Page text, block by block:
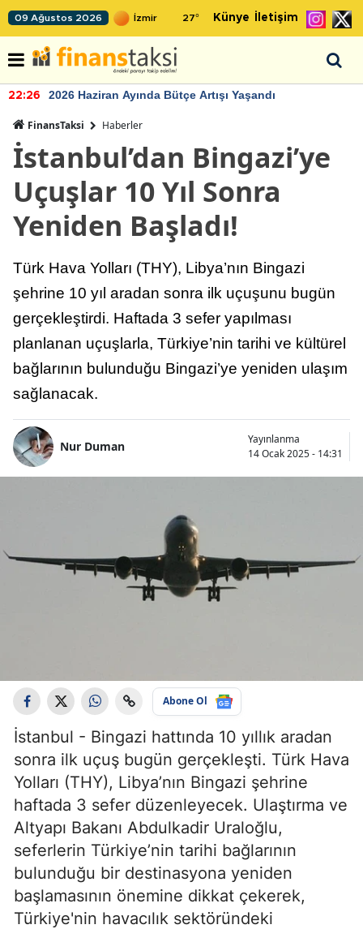
09 Ağustos 2026 27° Künye İletişim
22:26 2026 Haziran Ayında Bütçe Artışı Yaşandı
FinansTaksi Haberler
İstanbul’dan Bingazi’ye
Uçuşlar 10 Yıl Sonra
Yeniden Başladı!
Türk Hava Yolları (THY), Libya’nın Bingazi
şehrine 10 yıl aradan sonra ilk uçuşunu bugün
gerçekleştirdi. Haftada 3 sefer yapılması
planlanan uçuşlarla, Türkiye’nin tarihi ve kültürel
bağlarının bulunduğu Bingazi’ye yeniden ulaşım
sağlanacak.
Nur Duman
Yayınlanma
14 Ocak 2025 - 14:31
Abone Ol
İstanbul - Bingazi hattında 10 yıllık aradan
sonra ilk uçuş bugün gerçekleşti. Türk Hava
Yolları (THY), Libya’nın Bingazi şehrine
haftada 3 sefer düzenleyecek. Ulaştırma ve
Altyapı Bakanı Abdulkadir Uraloğlu,
seferlerin Türkiye’nin tarihi bağlarının
bulunduğu bir destinasyona yeniden
başlamasının önemine dikkat çekerek,
Türkiye'nin havacılık sektöründeki